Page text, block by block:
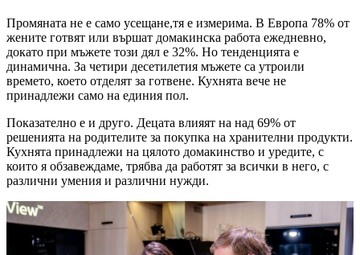
Промяната не е само усещане,тя е измерима. В Европа 78% от
жените готвят или вършат домакинска работа ежедневно,
докато при мъжете този дял е 32%. Но тенденцията е
динамична. За четири десетилетия мъжете са утроили
времето, което отделят за готвене. Кухнята вече не
принадлежи само на единия пол.
Показателно е и друго. Децата влияят на над 69% от
решенията на родителите за покупка на хранителни продукти.
Кухнята принадлежи на цялото домакинство и уредите, с
които я обзавеждаме, трябва да работят за всички в него, с
различни умения и различни нужди.